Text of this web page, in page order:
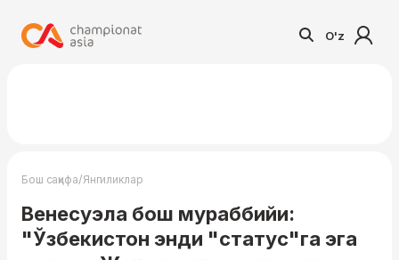
O'z
Бош саҳифа/Янгиликлар
Венесуэла бош мураббийи:
"Ўзбекистон энди "статус"га эга